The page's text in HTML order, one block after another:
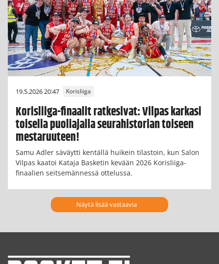
19.5.2026 20:47 Korisliiga
Korisliiga-finaalit ratkesivat: Vilpas karkasi
toisella puoliajalla seurahistorian toiseen
mestaruuteen!
Samu Adler säväytti kentällä huikein tilastoin, kun Salon
Vilpas kaatoi Kataja Basketin kevään 2026 Korisliiga-
finaalien seitsemännessä ottelussa.
Näytä lisää vastaavia